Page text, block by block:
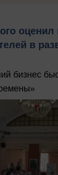
оценил
в
бизнес